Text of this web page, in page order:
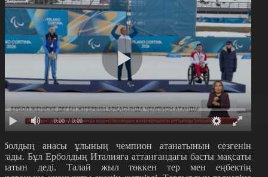
0:00 / 0:00
анасы ұлының чемпион атанатынын сезгенін
Бұл Ерболдың Италияға аттанғандағы басты мақсаты
деді. Талай жыл төккен тер мен еңбектің